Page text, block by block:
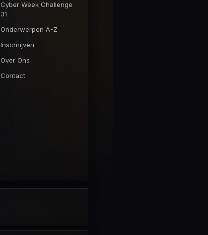
Cyber Week Challenge
31
Onderwerpen A-Z
Inschrijven
Over Ons
Contact